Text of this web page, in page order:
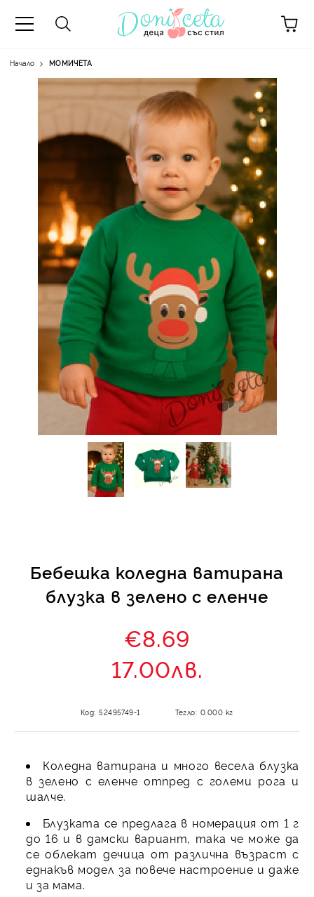
Начало МОМИЧЕТА
Бебешка коледна ватирана
блузка в зелено с еленче
€8.69
17.00лв.
Код: 52495749-1 Тегло: 0.000 кг
Коледна ватирана и много весела блузка
в зелено с еленче отпред с големи рога и
шалче.
Блузката се предлага в номерация от 1 г
до 16 и в дамски вариант, така че може да
се облекат дечица от различна възраст с
еднакъв модел за повече настроение и даже
и за мама.